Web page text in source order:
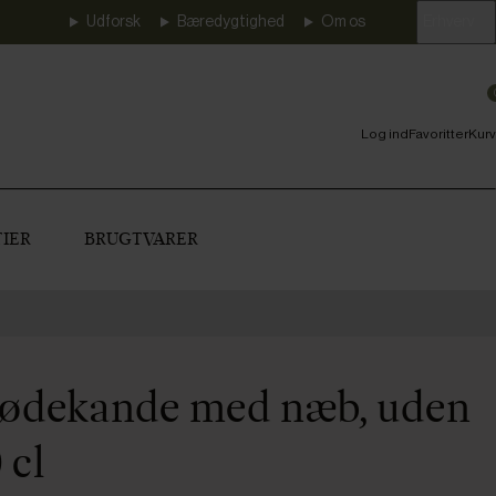
Udforsk Bæredygtighed Om os
Log indFavoritterKurv
BRUGTVARER
med næb, uden
cl